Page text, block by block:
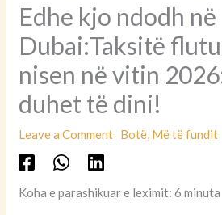
Edhe kjo ndodh në
Dubai:Taksitë
nisen në vitin
duhet të dini!
Leave a Comment Botë, Më të fundit
Koha e parashikuar e leximit: 6 minuta